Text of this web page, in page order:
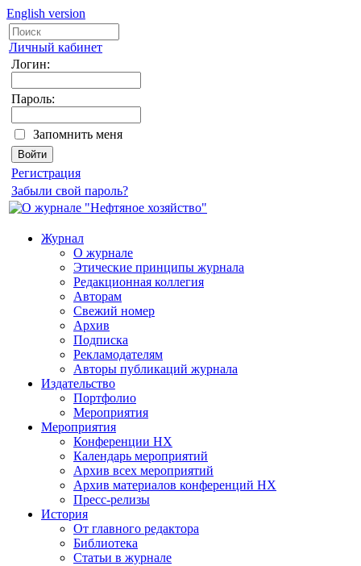
English version
Личный кабинет
Логин:
Пароль:
Запомнить меня
Регистрация
Забыли свой пароль?
Журнал
О журнале
Этические принципы журнала
Редакционная коллегия
Авторам
Свежий номер
Архив
Подписка
Рекламодателям
Авторы публикаций журнала
Издательство
Портфолио
Мероприятия
Мероприятия
Конференции НХ
Календарь мероприятий
Архив всех мероприятий
Архив материалов конференций НХ
Пресс-релизы
История
От главного редактора
Библиотека
Статьи в журнале